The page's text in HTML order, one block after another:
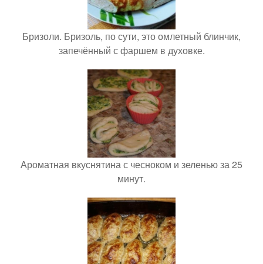
Бризоли. Бризоль, по сути, это омлетный блинчик,
запечённый с фаршем в духовке.
Ароматная вкуснятина с чесноком и зеленью за 25
минут.